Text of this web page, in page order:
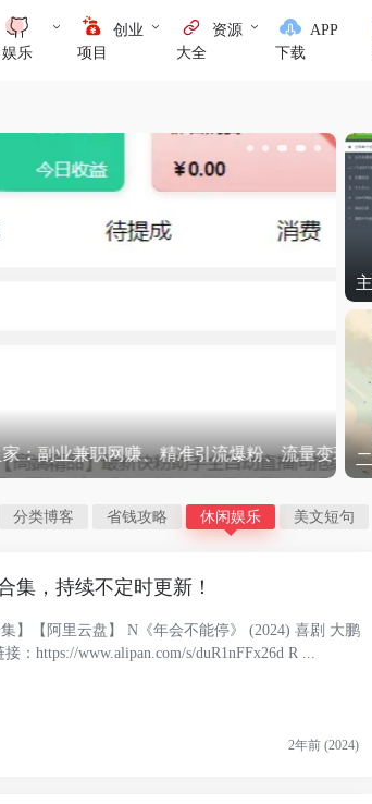
娱乐
创业
项目
资源
大全
APP
下载
爆粉、流量变现技巧
分类博客 省钱攻略 休闲娱乐 美文短句
集，持续不定时更新！
】【阿里云盘】 N《年会不能停》 (2024) 喜剧 大鹏
：https://www.alipan.com/s/duR1nFFx26d R ...
2年前 (2024)